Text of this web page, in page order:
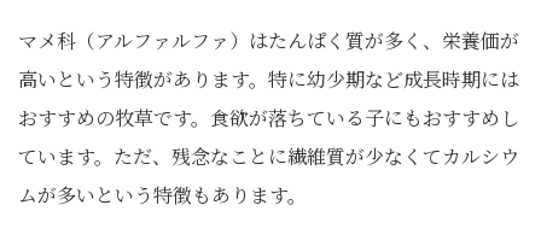
マメ科（アルファルファ）はたんぱく質が多く、栄養価が
高いという特徴があります。特に幼少期など成長時期には
おすすめの牧草です。食欲が落ちている子にもおすすめし
ています。ただ、残念なことに繊維質が少なくてカルシウ
ムが多いという特徴もあります。